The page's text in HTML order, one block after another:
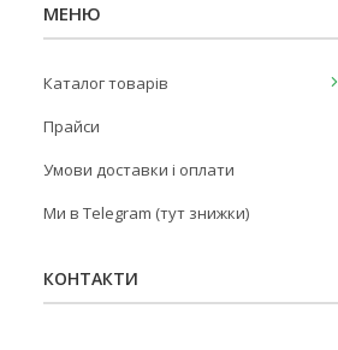
Каталог товарів
Прайси
Умови доставки і оплати
Ми в Telegram (тут знижки)
КОНТАКТИ